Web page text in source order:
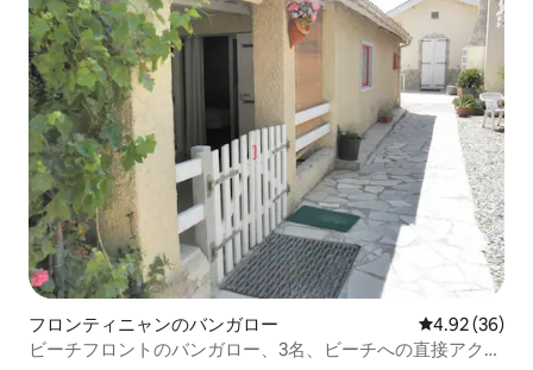
フロンティニャンのバンガロー レビュー36
4.92 (36)
ビーチフロントのバンガロー、3名、ビーチへの直接アクセ